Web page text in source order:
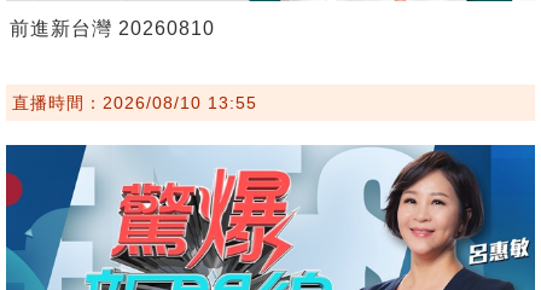
前進新台灣 20260810
直播時間：2026/08/10 13:55